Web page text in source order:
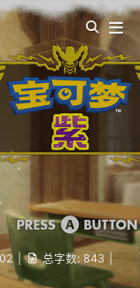
总字数: 843